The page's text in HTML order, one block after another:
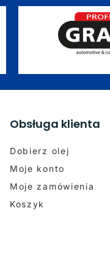
Obsługa klienta
Dobierz olej
Moje konto
Moje zamówienia
Koszyk